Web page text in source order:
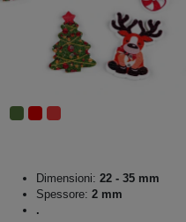
Dimensioni: 22 - 35 mm
Spessore: 2 mm
.